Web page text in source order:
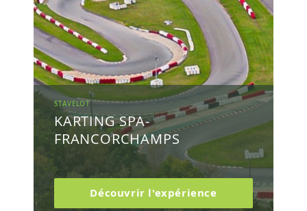
STAVELOT
KARTING SPA-
FRANCORCHAMPS
Découvrir l'expérience